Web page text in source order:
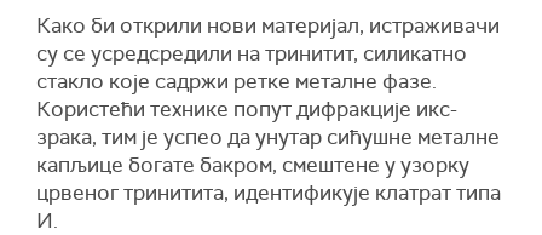
Како би открили нови материјал, истраживачи
су се усредсредили на тринитит, силикатно
стакло које садржи ретке металне фазе.
Користећи технике попут дифракције икс-
зрака, тим је успео да унутар сићушне металне
капљице богате бакром, смештене у узорку
црвеног тринитита, идентификује клатрат типа
И.